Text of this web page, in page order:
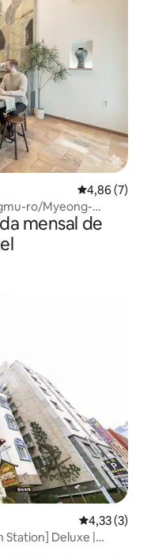
4,86 de uma
4,86 (7)
ro/Myeong-
Lavanderia
Quarto para 2
mensal de
4,33 de
4,33 (3)
Station] Deluxe |